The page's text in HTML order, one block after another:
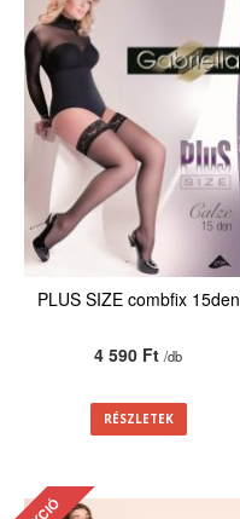
PLUS SIZE combfix 15den
4 590 Ft/db
RÉSZLETEK